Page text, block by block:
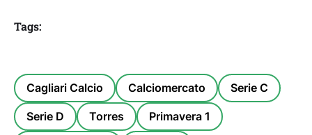
Tags:
Cagliari Calcio Calciomercato Serie C
Serie D Torres Primavera 1